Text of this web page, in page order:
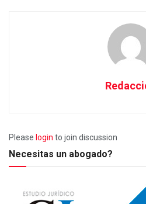
Please login to join discussion
Necesitas un abogado?